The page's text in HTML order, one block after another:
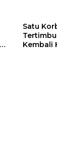
Satu
Kembali